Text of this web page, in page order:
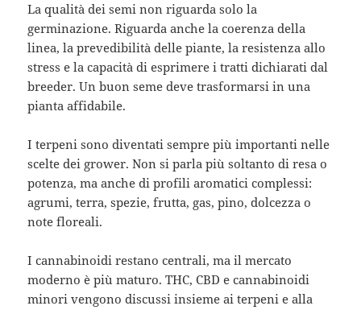
La qualità dei semi non riguarda solo la
germinazione. Riguarda anche la coerenza della
linea, la prevedibilità delle piante, la resistenza allo
stress e la capacità di esprimere i tratti dichiarati dal
breeder. Un buon seme deve trasformarsi in una
pianta affidabile.
I terpeni sono diventati sempre più importanti nelle
scelte dei grower. Non si parla più soltanto di resa o
potenza, ma anche di profili aromatici complessi:
agrumi, terra, spezie, frutta, gas, pino, dolcezza o
note floreali.
I cannabinoidi restano centrali, ma il mercato
moderno è più maturo. THC, CBD e cannabinoidi
minori vengono discussi insieme ai terpeni e alla